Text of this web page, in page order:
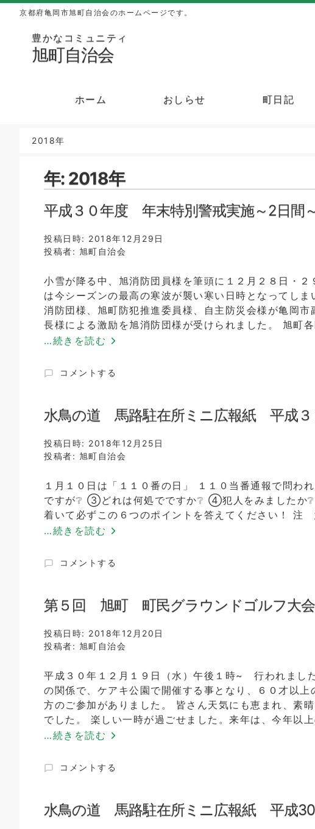
京都府亀岡市旭町自治会のホームページです。
豊かなコミュニティ
旭町自治会
ホーム おしらせ 町日記
2018年
年: 2018年
平成３０年度 年末特別警戒実施～2日間
投稿日時: 2018年12月29日
投稿者: 旭町自治会
小雪が降る中、旭消防団員様を筆頭に１２月２８日・
は今シーズンの最高の寒波が襲い寒い日時となってし
消防団様、旭町防犯推進委員様、自主防災会様が亀岡
長様による激励を旭消防団様が受けられました。 旭町
…続きを読む
平
０
年
年
末
別
警
戒
実
施
2
～
コメントする
水鳥の道 馬路駐在所ミニ広報紙 平成３
投稿日時: 2018年12月25日
投稿者: 旭町自治会
１月１０日は「１１０番の日」 １１０当番通報で問
ですが❔ ③どれは何処でですか❔ ④犯人をみましたか
着いて必ずこの６つのポイントを答えてください！
…続きを読む
水
道
馬
駐
在
ミ
ニ
広
報
紙
平
３
１
月
コメントする
第５回 旭町 町民グラウンドゴルフ大会
投稿日時: 2018年12月20日
投稿者: 旭町自治会
平成３０年１２月１９日（水）午後１時~ 行われまし
の関係で、ケアキ公園で開催する事となり、６０才以
方のご参加がありました。 皆さん天気にも恵まれ、素
でした。 楽しい一時が過ごせました。来年は、今年以
…続きを読む
第
旭
町
コメントする
水鳥の道 馬路駐在所ミニ広報紙 平成30